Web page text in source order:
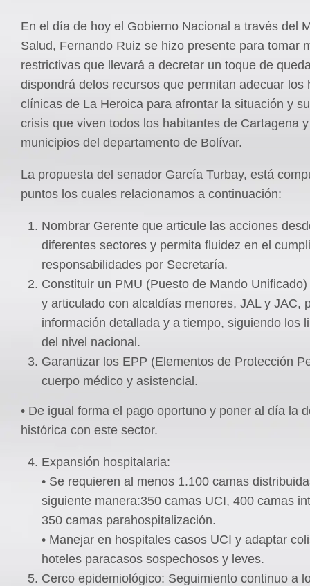
En el día de hoy el Gobierno Nacional a través del
Salud, Fernando Ruiz se hizo presente para tomar
restrictivas que llevará a decretar un toque de
dispondrá delos recursos que permitan adecuar los
clínicas de La Heroica para afrontar la situación y
crisis que viven todos los habitantes de Cartagena
municipios del departamento de Bolívar.
La propuesta del senador García Turbay, está
puntos los cuales relacionamos a continuación:
Nombrar Gerente que articule las acciones
diferentes sectores y permita fluidez en el
responsabilidades por Secretaría.
Constituir un PMU (Puesto de Mando
y articulado con alcaldías menores, JAL y JAC,
información detallada y a tiempo, siguiendo los
del nivel nacional.
Garantizar los EPP (Elementos de Protección
cuerpo médico y asistencial.
• De igual forma el pago oportuno y poner al día la
histórica con este sector.
Expansión hospitalaria:
• Se requieren al menos 1.100 camas
siguiente manera:350 camas UCI, 400 camas
350 camas parahospitalización.
• Manejar en hospitales casos UCI y adaptar
hoteles paracasos sospechosos y leves.
Cerco epidemiológico: Seguimiento continuo a